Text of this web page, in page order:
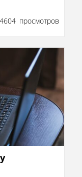
4604 просмотров